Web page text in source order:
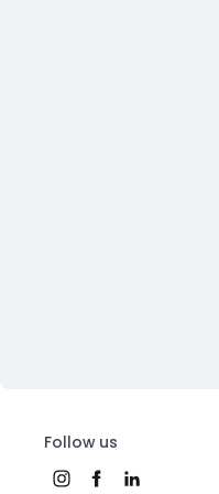
Follow us